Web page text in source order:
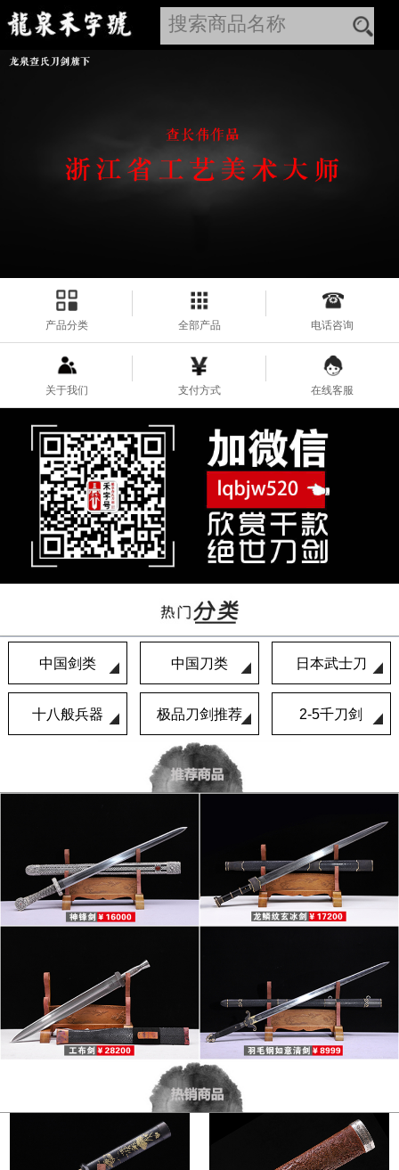
产品分类 全部产品 电话咨询
关于我们 支付方式 在线客服
中国剑类 中国刀类 日本武士刀
十八般兵器 极品刀剑推荐 2-5千刀剑